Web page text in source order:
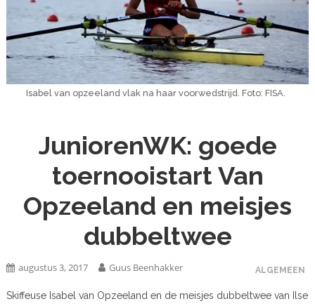
Isabel van opzeeland vlak na haar voorwedstrijd. Foto: FISA.
JuniorenWK: goede
toernooistart Van
Opzeeland en meisjes
dubbeltwee
ALGEMEEN
augustus 3, 2017 Guus Beenhakker
Skiffeuse Isabel van Opzeeland en de meisjes dubbeltwee van Ilse